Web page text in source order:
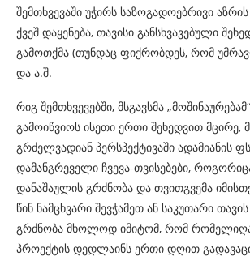
შემთხვევაში უჭირს საზოგადოებრივი აზრის
ქვეშ დაყენება, თავისი განსხვავებული
გამოთქმა (თუნდაც ფიქრობდეს, რომ
და ა.შ.
რიგ შემთხვევებში, მსგავსმა
გამოიწვიოს ისეთი ერთი შეხედვით მცირე,
გრძელვადიან პერსპექტივაში ადამიანის
დამანგრეველი ჩვევა-თვისებები,
დანაშაულის გრძნობა და თვითგვემა
წინ ნამცხვარი შევჭამეთ ან საკუთარი
გრძნობა მხოლოდ იმიტომ, რომ
პროექტის დედლაინს ერთი დღით